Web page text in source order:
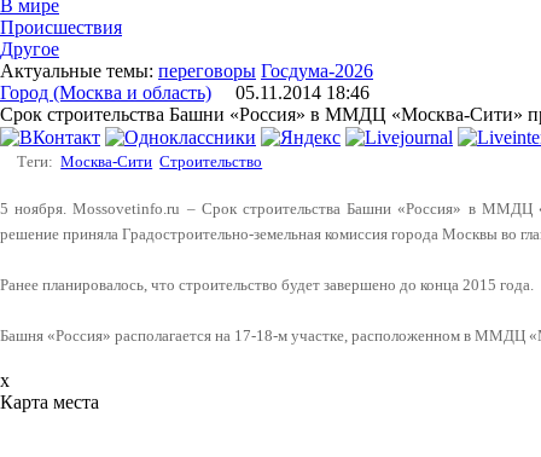
В мире
Происшествия
Другое
Актуальные темы: переговоры Госдума-2026
Город (Москва и область) 05.11.2014 18:46
Срок строительства Башни «Россия» в ММДЦ «Москва-Сити»
Теги: Москва-Сити Строительство
5 ноября. Mossovetinfo.ru – Срок строительства Башни «Россия» в ММДЦ
решение приняла Градостроительно-земельная комиссия города Москвы во
Ранее планировалось, что строительство будет завершено до конца 2015 года.
Башня «Россия» располагается на 17-18-м участке, расположенном в ММДЦ
x
Карта места